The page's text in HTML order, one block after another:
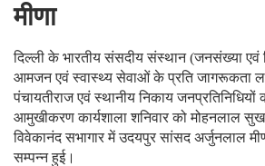
मीणा
दिल्ली के भारतीय संसदीय संस्थान (जनसंख्या
आमजन एवं स्वास्थ्य सेवाओं के प्रति जागरूकता
पंचायतीराज एवं स्थानीय निकाय जनप्रतिनिधियों
आमुखीकरण कार्यशाला शनिवार को मोहनलाल
विवेकानंद सभागार में उदयपुर सांसद अर्जुनलाल
सम्पन्न हुई।